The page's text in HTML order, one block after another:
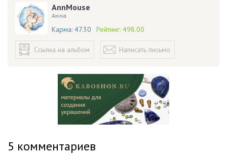
AnnMouse
Анна
Карма: 47.30 Рейтинг: 498.00
Ссылка на альбом Написать письмо
5 комментариев